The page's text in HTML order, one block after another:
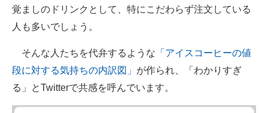
スマホと通信の最新トレンド
好きが集まる 比べて選べる
ビジネスと働き方のヒント
覚ましのドリンクとして、特にこだわらず注文している
人も多いでしょう。
そんな人たちを代弁するような 「アイスコーヒーの値
段に対する気持ちの内訳図」 が作られ、「わかりすぎ
る」とTwitterで共感を呼んでいます。